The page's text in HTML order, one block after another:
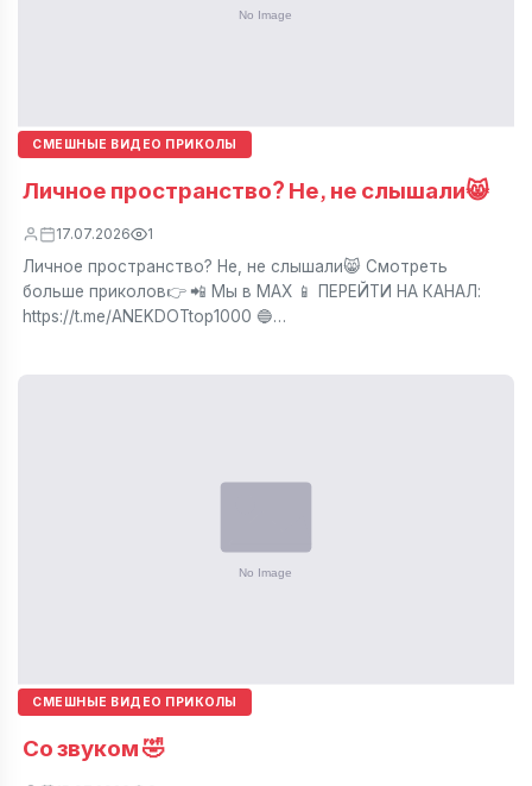
СМЕШНЫЕ ВИДЕО ПРИКОЛЫ
Личное пространство? Не, не слышали😸
17.07.2026 1
Личное пространство? Не, не слышали😸 Смотреть
больше приколов👉 📲 Мы в МАХ 📱 ПЕРЕЙТИ НА КАНАЛ:
https://t.me/ANEKDOTtop1000 🔵…
СМЕШНЫЕ ВИДЕО ПРИКОЛЫ
Со звуком 🤣